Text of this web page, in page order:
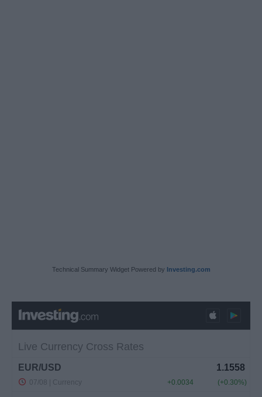
Technical Summary Widget Powered by Investing.com